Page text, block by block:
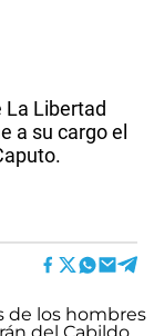
La Libertad
a su cargo el